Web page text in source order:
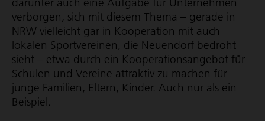
verborgen, sich mit diesem Thema – gerade in
NRW vielleicht gar in Kooperation mit auch
lokalen Sportvereinen, die Neuendorf bedroht
sieht – etwa durch ein Koope­ra­ti­ons­an­gebot für
Schulen und Vereine attraktiv zu machen für
junge Familien, Eltern, Kinder. Auch nur als ein
Beispiel.